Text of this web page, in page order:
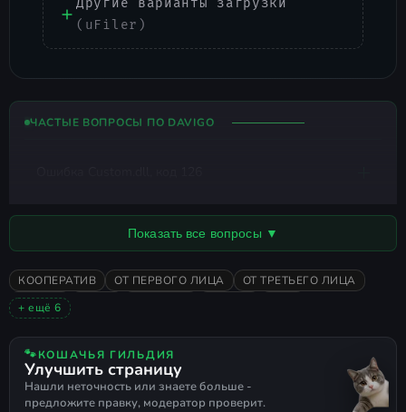
Другие варианты загрузки
(uFiler)
ЧАСТЫЕ ВОПРОСЫ ПО DAVIGO
Показать все вопросы ▼
КООПЕРАТИВ ОТ ПЕРВОГО ЛИЦА
ОТ ТРЕТЬЕГО ЛИЦА
ЭКШЕН
РАЗРУШЕНИЕ
+ ещё 6
🐾КОШАЧЬЯ ГИЛЬДИЯ
Улучшить страницу
Нашли неточность или знаете больше -
предложите правку, модератор проверит.